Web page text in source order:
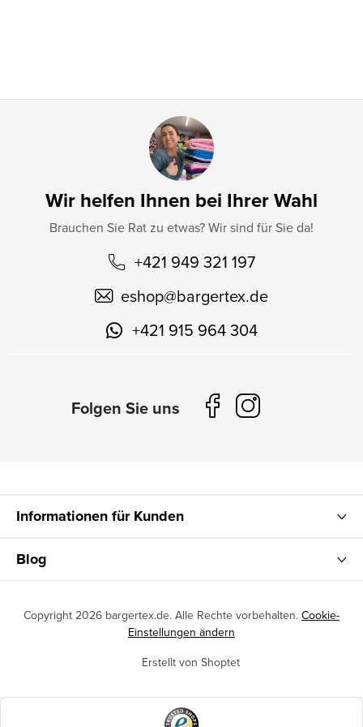
Wir helfen Ihnen bei Ihrer Wahl
Brauchen Sie Rat zu etwas? Wir sind für Sie da!
+421 949 321 197
eshop@bargertex.de
+421 915 964 304
Informationen für Kunden
Blog
Erstellt von Shoptet
Copyright 2026 bargertex.de. Alle Rechte vorbehalten. Cookie-
Einstellungen ändern